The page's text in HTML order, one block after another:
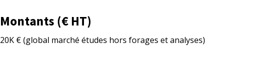
Montants (€ HT)
20K € (global marché études hors forages et analyses)